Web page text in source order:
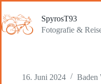
Inhalt
springen
SpyrosT93
Fotografie &
16. Juni 2024 Baden